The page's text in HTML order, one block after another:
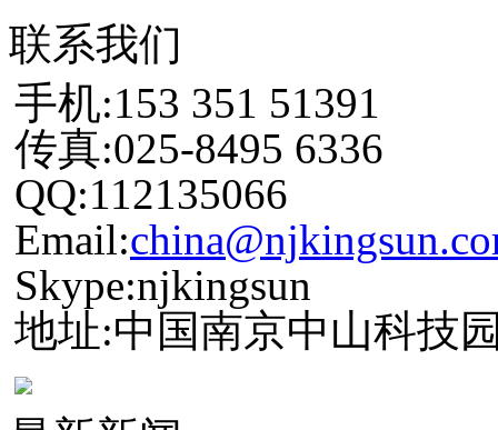
联系我们
手机:153 351 51391
传真:025-8495 6336
QQ:112135066
Email:
Skype:njkingsun
地址:中国南京中山科技